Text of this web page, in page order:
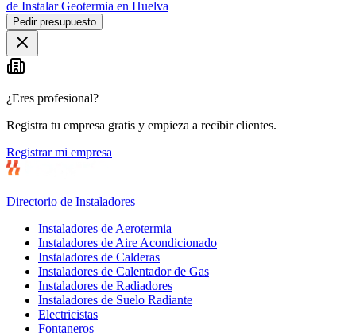
de Instalar Geotermia en Huelva
Pedir presupuesto
¿Eres profesional?
Registra tu empresa gratis y empieza a recibir clientes.
Registrar mi empresa
Directorio de Instaladores
Instaladores de Aerotermia
Instaladores de Aire Acondicionado
Instaladores de Calderas
Instaladores de Calentador de Gas
Instaladores de Radiadores
Instaladores de Suelo Radiante
Electricistas
Fontaneros